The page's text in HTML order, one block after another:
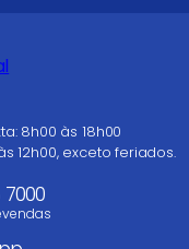
8h00 às 18h00
12h00, exceto feriados.